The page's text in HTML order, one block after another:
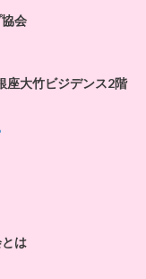
会
座大竹ビジデンス2階
は